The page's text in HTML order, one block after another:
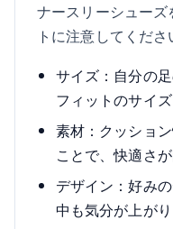
ナースリーシュー
トに注意してくださ
サイズ：自分の
フィットのサイ
素材：クッショ
ことで、快適さが
デザイン：好み
中も気分が上がり